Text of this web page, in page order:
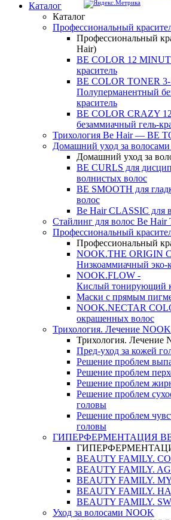
Каталог
Каталог
Профессиональный
Профессиональный
Hair)
BE COLOR 12
краситель
BE COLOR TONER
Полуперманентный
краситель
BE COLOR CRAZY
безаммиачный гель-
Трихология Be Hair — BE
Домашний уход за
Домашний уход за
BE CURLS для
волнистых волос
BE SMOOTH для
волос
Be Hair CLASSIC для
Стайлинг для волос Be
Профессиональный
Профессиональный
NOOK.THE ORIGIN
Низкоаммиачный эко-
NOOK.FLOW -
Кислый тонирующий
Маски с прямым
NOOK.NECTAR
окрашенных волос
Трихология. Лечение NOOK
Трихология. Лечение
Пред-уход за кожей
Решение проблем
Решение проблем
Решение проблем
Решение проблем
головы
Решение проблем
головы
ГИПЕРФЕРМЕНТАЦИЯ
BEAUTY FAMILY.
BEAUTY FAMILY.
BEAUTY FAMILY.
BEAUTY FAMILY.
BEAUTY FAMILY.
Уход за волосами NOOK